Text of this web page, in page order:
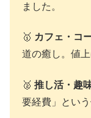
ました。
🥇 カフェ・コ
道の癒し。値
🥈 推し活・趣
要経費」とい